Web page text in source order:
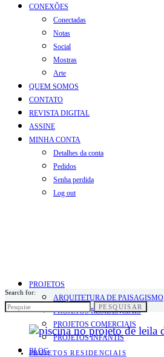
CONEXÕES
Conectadas
Notas
Social
Mostras
Arte
QUEM SOMOS
CONTATO
REVISTA DIGITAL
ASSINE
MINHA CONTA
Detalhes da conta
Pedidos
Senha perdida
Log out
PROJETOS
ARQUITETURA DE PAISAGISMO
PROJETOS RESIDENCIAIS
PROJETOS COMERCIAIS
PROJETOS INFANTIS
BLOG
Search for:
PESQUISAR
PROJETOS RESIDENCIAIS